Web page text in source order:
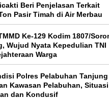
Beri Penjelasan Terkait
Pasir Timah di Air Merbau
Ke-129 Kodim 1807/
Wujud Nyata Kepedulian TNI
Warga
Polres Pelabuhan
Kawasan Pelabuhan, Situasi
dan Kondusif